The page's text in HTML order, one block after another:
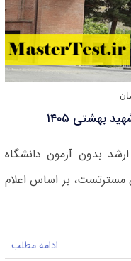
بهشتی ۱۴۰۵
بدون آزمون دانشگاه
گزارش مسترتست، بر اساس اعلام
ادامه مطلب…